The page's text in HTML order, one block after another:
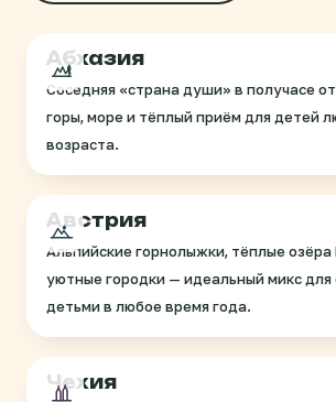
Абхазия
Соседняя «страна души» в получасе
горы, море и тёплый приём для детей
возраста.
Австрия
Альпийские горнолыжки, тёплые
уютные городки — идеальный микс для
детьми в любое время года.
Чехия